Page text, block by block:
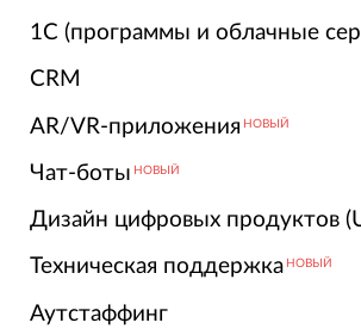
1С (программы и облачные
CRM
AR/VR-приложения НОВЫЙ
Чат-боты НОВЫЙ
Дизайн цифровых продуктов
Техническая поддержка НОВЫЙ
Аутстаффинг